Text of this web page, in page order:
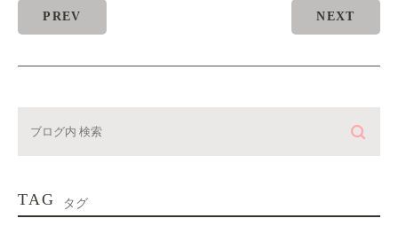
PREV NEXT
TAG タグ